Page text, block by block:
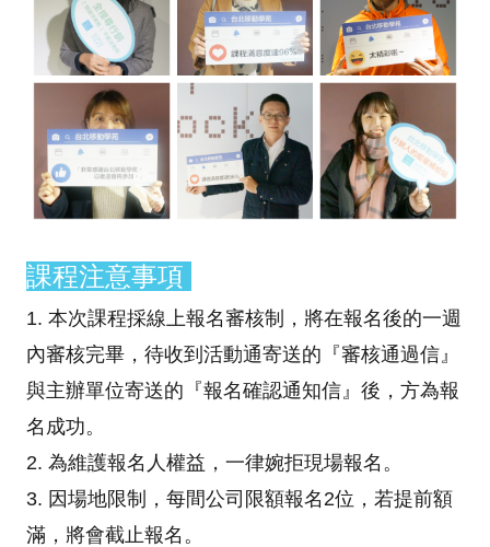
課程注意事項
1. 本次課程採線上報名審核制，將在報名後的一週
內審核完畢，待收到活動通寄送的『審核通過信』
與主辦單位寄送的『報名確認通知信』後，方為報
名成功。
2. 為維護報名人權益，一律婉拒現場報名。
3. 因場地限制，每間公司限額報名2位，若提前額
滿，將會截止報名。